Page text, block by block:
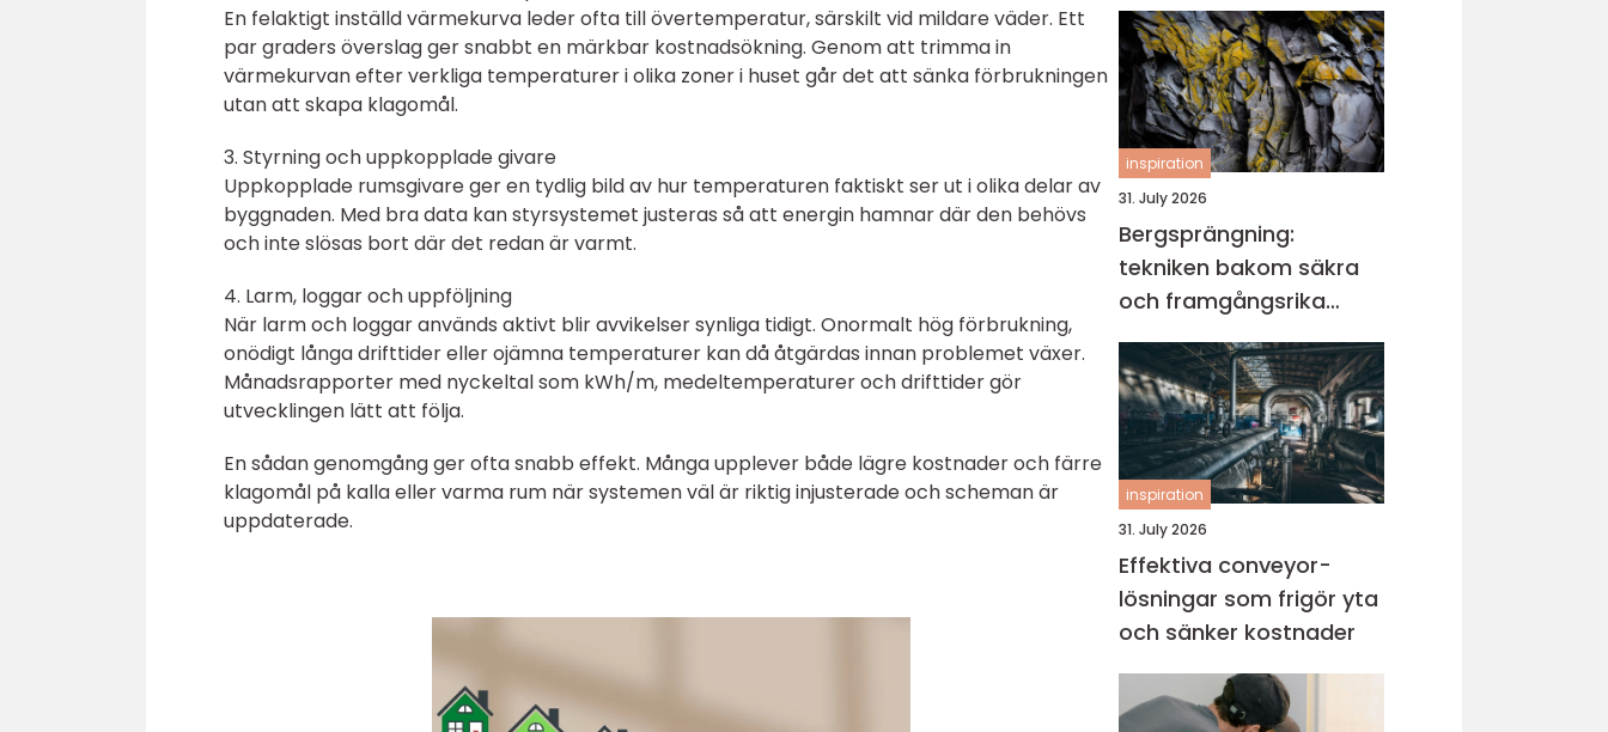
En felaktigt inställd värmekurva leder ofta till övertemperatur, särskilt vid mildare väder. Ett
par graders överslag ger snabbt en märkbar kostnadsökning. Genom att trimma in
värmekurvan efter verkliga temperaturer i olika zoner i huset går det att sänka förbrukningen
utan att skapa klagomål.
3. Styrning och uppkopplade givare
Uppkopplade rumsgivare ger en tydlig bild av hur temperaturen faktiskt ser ut i olika delar av
byggnaden. Med bra data kan styrsystemet justeras så att energin hamnar där den behövs
och inte slösas bort där det redan är varmt.
4. Larm, loggar och uppföljning
När larm och loggar används aktivt blir avvikelser synliga tidigt. Onormalt hög förbrukning,
onödigt långa drifttider eller ojämna temperaturer kan då åtgärdas innan problemet växer.
Månadsrapporter med nyckeltal som kWh/m, medeltemperaturer och drifttider gör
utvecklingen lätt att följa.
En sådan genomgång ger ofta snabb effekt. Många upplever både lägre kostnader och färre
klagomål på kalla eller varma rum när systemen väl är riktig injusterade och scheman är
uppdaterade.
inspiration
31. July 2026
Bergsprängning:
tekniken bakom säkra
och framgångsrika
projekt
inspiration
31. July 2026
Effektiva conveyor-
lösningar som frigör yta
och sänker kostnader